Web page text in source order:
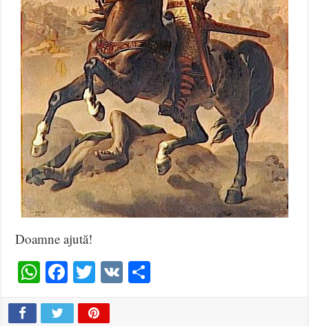
Doamne ajută!
WhatsApp
Facebook
Twitter
VK